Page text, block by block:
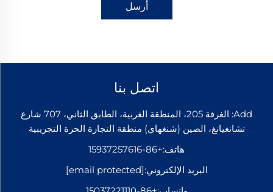
أرسل
اتصل بنا
Add: الغرفة 205، المنطقة الغربية، الطابق الثاني، 707 شارع
تشانغيانغ، الصين (شنغهاي) منطقة التجارة الحرة التجريبية
هاتف:+86-15937257616
البريد الإلكتروني:[email protected]